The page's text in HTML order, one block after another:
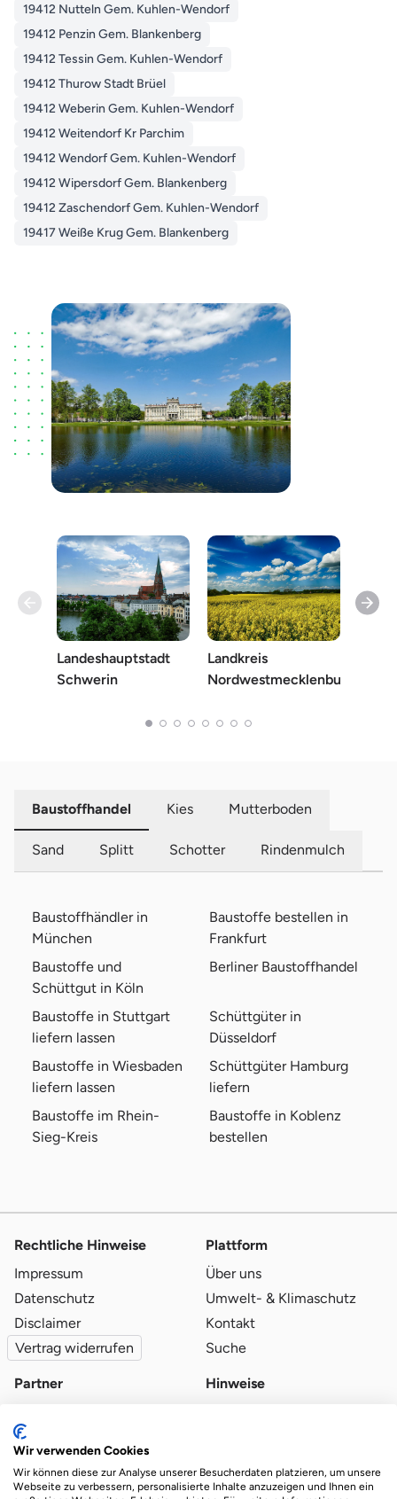
19412 Nutteln Gem. Kuhlen-Wendorf
19412 Penzin Gem. Blankenberg
19412 Tessin Gem. Kuhlen-Wendorf
19412 Thurow Stadt Brüel
19412 Weberin Gem. Kuhlen-Wendorf
19412 Weitendorf Kr Parchim
19412 Wendorf Gem. Kuhlen-Wendorf
19412 Wipersdorf Gem. Blankenberg
19412 Zaschendorf Gem. Kuhlen-Wendorf
19417 Weiße Krug Gem. Blankenberg
Landeshauptstadt
Schwerin
Landkreis
Nordwestmecklenburg
Baustoffhandel Kies Mutterboden
Sand Splitt Schotter Rindenmulch
Baustoffhändler in
München
Baustoffe bestellen in
Frankfurt
Baustoffe und
Schüttgut in Köln
Berliner Baustoffhandel
Baustoffe in Stuttgart
liefern lassen
Schüttgüter in
Düsseldorf
Baustoffe in Wiesbaden
liefern lassen
Schüttgüter Hamburg
liefern
Baustoffe im Rhein-
Sieg-Kreis
Baustoffe in Koblenz
bestellen
Rechtliche Hinweise
Impressum
Datenschutz
Disclaimer
Vertrag widerrufen
Plattform
Über uns
Umwelt- & Klimaschutz
Kontakt
Suche
Partner
Qualitätsvoraussetzungen
Partner-Login
Hinweise
Wir verwenden Cookies
Wir können diese zur Analyse unserer Besucherdaten platzieren, um unsere
Webseite zu verbessern, personalisierte Inhalte anzuzeigen und Ihnen ein